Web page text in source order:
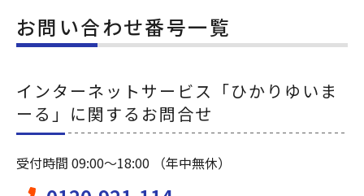
お問い合わせ番号一覧
インターネットサービス「ひかりゆいま
ーる」に関するお問合せ
受付時間 09:00～18:00 （年中無休）